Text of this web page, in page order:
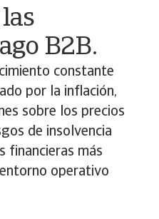
B2B.
constante
por la inflación,
sobre los precios
de insolvencia
financieras más
operativo